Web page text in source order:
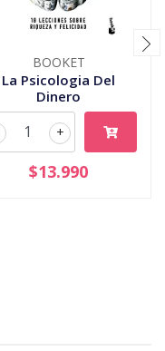
BOOKET
La Psicologia Del
Dinero
+
$13.990